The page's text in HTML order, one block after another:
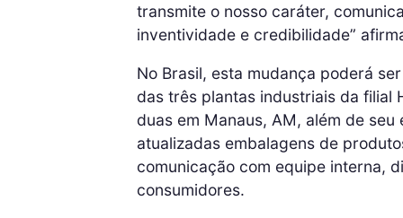
transmite o nosso caráter,
inventividade e credibilidade”
No Brasil, esta mudança poderá
das três plantas industriais da filial
duas em Manaus, AM, além de seu
atualizadas embalagens de
comunicação com equipe interna,
consumidores.